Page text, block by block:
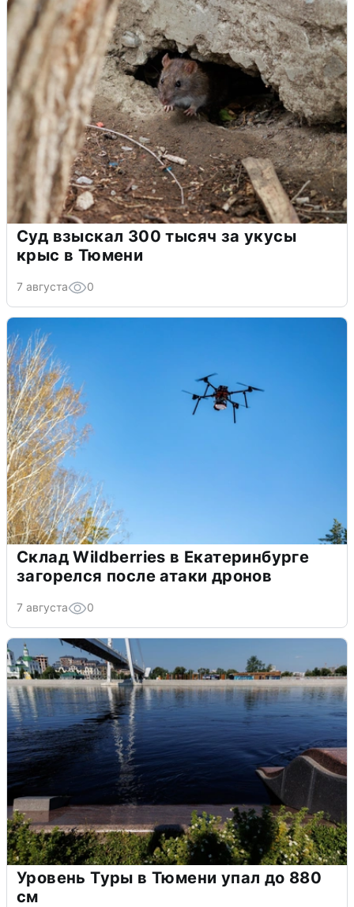
Суд взыскал 300 тысяч за укусы
крыс в Тюмени
7 августа 0
Склад Wildberries в Екатеринбурге
загорелся после атаки дронов
7 августа 0
Уровень Туры в Тюмени упал до 880
см